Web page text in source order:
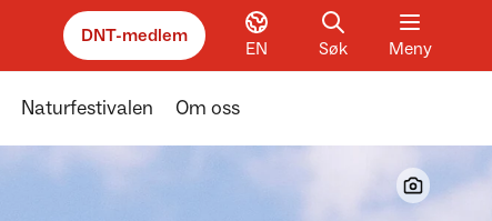
DNT-medlem
EN Søk Meny
Naturfestivalen Om oss